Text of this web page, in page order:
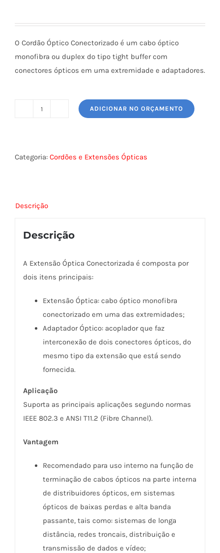
O Cordão Óptico Conectorizado é um cabo óptico
monofibra ou duplex do tipo tight buffer com
conectores ópticos em uma extremidade e adaptadores.
quantidade
ADICIONAR NO ORÇAMENTO
Categoria: Cordões e Extensões Ópticas
Descrição
Descrição
A Extensão Óptica Conectorizada é composta por
dois itens principais:
Extensão Óptica: cabo óptico monofibra
conectorizado em uma das extremidades;
Adaptador Óptico: acoplador que faz
interconexão de dois conectores ópticos, do
mesmo tipo da extensão que está sendo
fornecida.
Aplicação
Suporta as principais aplicações segundo normas
IEEE 802.3 e ANSI T11.2 (Fibre Channel).
Vantagem
Recomendado para uso interno na função de
terminação de cabos ópticos na parte interna
de distribuidores ópticos, em sistemas
ópticos de baixas perdas e alta banda
passante, tais como: sistemas de longa
distância, redes troncais, distribuição e
transmissão de dados e vídeo;